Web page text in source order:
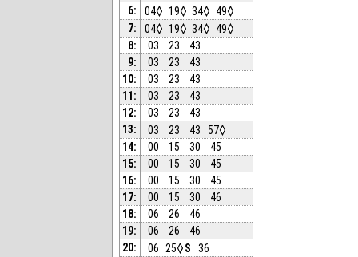
6:
04 19 34
49
7:
04 19 34
49
8:
03 23
43
9:
03 23
43
10:
03 23
43
11:
03 23
43
12:
03 23
43
13:
03 23 43
57
14:
00 15 30
45
15:
00 15 30
45
16:
00 15 30
45
17:
00 15 30
46
18:
06 26
46
19:
06 26
46
20:
06 25 S
36